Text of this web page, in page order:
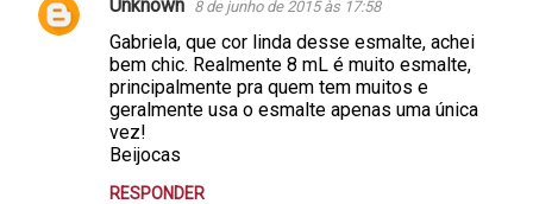
Unknown 8 de junho de 2015 às 17:58
Gabriela, que cor linda desse esmalte, achei
bem chic. Realmente 8 mL é muito esmalte,
principalmente pra quem tem muitos e
geralmente usa o esmalte apenas uma única
vez!
Beijocas
RESPONDER